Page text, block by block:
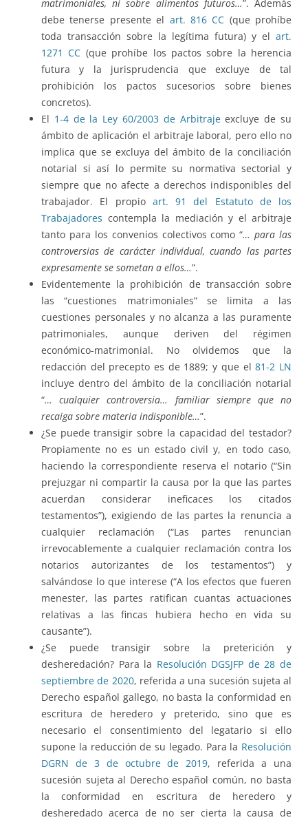
matrimoniales, ni sobre alimentos futuros…”. Además
debe tenerse presente el art. 816 CC (que prohíbe
toda transacción sobre la legítima futura) y el art.
1271 CC (que prohíbe los pactos sobre la herencia
futura y la jurisprudencia que excluye de tal
prohibición los pactos sucesorios sobre bienes
concretos).
El 1-4 de la Ley 60/2003 de Arbitrajeexcluye de su
ámbito de aplicación el arbitraje laboral, pero ello no
implica que se excluya del ámbito de la conciliación
notarial si así lo permite su normativa sectorial y
siempre que no afecte a derechos indisponibles del
trabajador. El propio art. 91 del Estatuto de los
Trabajadores contempla la mediación y el arbitraje
tanto para los convenios colectivos como “… para las
controversias de carácter individual, cuando las partes
expresamente se sometan a ellos…”.
Evidentemente la prohibición de transacción sobre
las “cuestiones matrimoniales” se limita a las
cuestiones personales y no alcanza a las puramente
patrimoniales, aunque deriven del régimen
económico-matrimonial. No olvidemos que la
redacción del precepto es de 1889; y que el81-2 LN
incluye dentro del ámbito de la conciliación notarial
“… cualquier controversia… familiar siempre que no
recaiga sobre materia indisponible…”.
¿Se puede transigir sobre la capacidad del testador?
Propiamente no es un estado civil y, en todo caso,
haciendo la correspondiente reserva el notario (“Sin
prejuzgar ni compartir la causa por la que las partes
acuerdan considerar ineficaces los citados
testamentos”), exigiendo de las partes la renuncia a
cualquier reclamación (“Las partes renuncian
irrevocablemente a cualquier reclamación contra los
notarios autorizantes de los testamentos”) y
salvándose lo que interese (“A los efectos que fueren
menester, las partes ratifican cuantas actuaciones
relativas a las fincas hubiera hecho en vida su
causante”).
¿Se puede transigir sobre la preterición y
desheredación? Para la Resolución DGSJFP de 28 de
septiembre de 2020, referida a una sucesión sujeta al
Derecho español gallego, no basta la conformidad en
escritura de heredero y preterido, sino que es
necesario el consentimiento del legatario si ello
supone la reducción de su legado. Para la Resolución
DGRN de 3 de octubre de 2019, referida a una
sucesión sujeta al Derecho español común, no basta
la conformidad en escritura de heredero y
desheredado acerca de no ser cierta la causa de